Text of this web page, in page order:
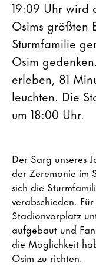
19:09 Uhr wird
Osims größten
Sturmfamilie
Osim
erleben, 81
leuchten. Die
um 18:00 Uhr.
Der Sarg unseres
der Zeremonie im
sich die
verabschieden.
Stadionvorplatz
aufgebaut und
die Möglichkeit
Osim zu richten.